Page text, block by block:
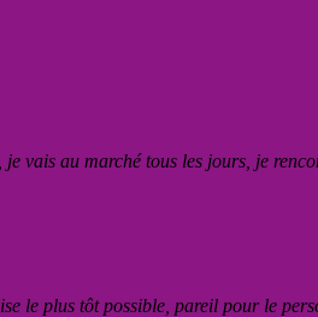
vais au marché tous les jours, je
le plus tôt possible, pareil pour le